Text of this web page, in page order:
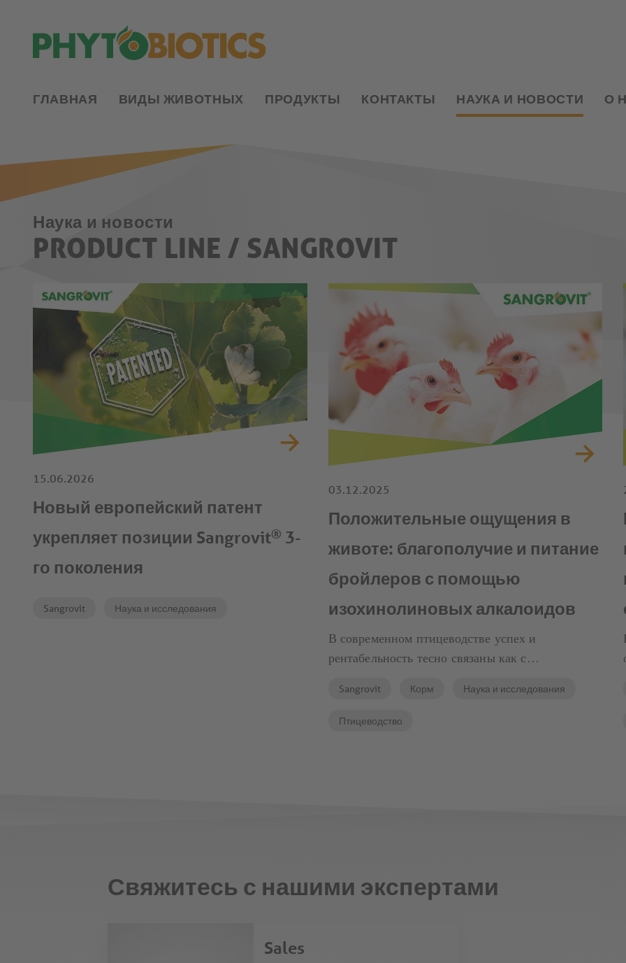
ГЛАВНАЯ ВИДЫ ЖИВОТНЫХ ПРОДУКТЫ КОНТАКТЫ НАУКА И НОВОСТИ О
Наука и новости
PRODUCT LINE / SANGROVIT
15.06.2026
Новый европейский патент
укрепляет позиции Sangrovit® 3-
го поколения
Sangrovit Наука и исследования
03.12.2025
Положительные ощущения в
животе: благополучие и питание
бройлеров с помощью
изохинолиновых алкалоидов
В современном птицеводстве успех и
рентабельность тесно связаны как с
показателями благополучия. Влияние
окружающей среды и кормления влияет на
Sangrovit Корм Наука и исследования
Птицеводство
Свяжитесь с нашими экспертами
Sales